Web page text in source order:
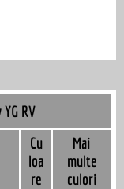
RV
Cu
loa
re
Mai
multe
culori